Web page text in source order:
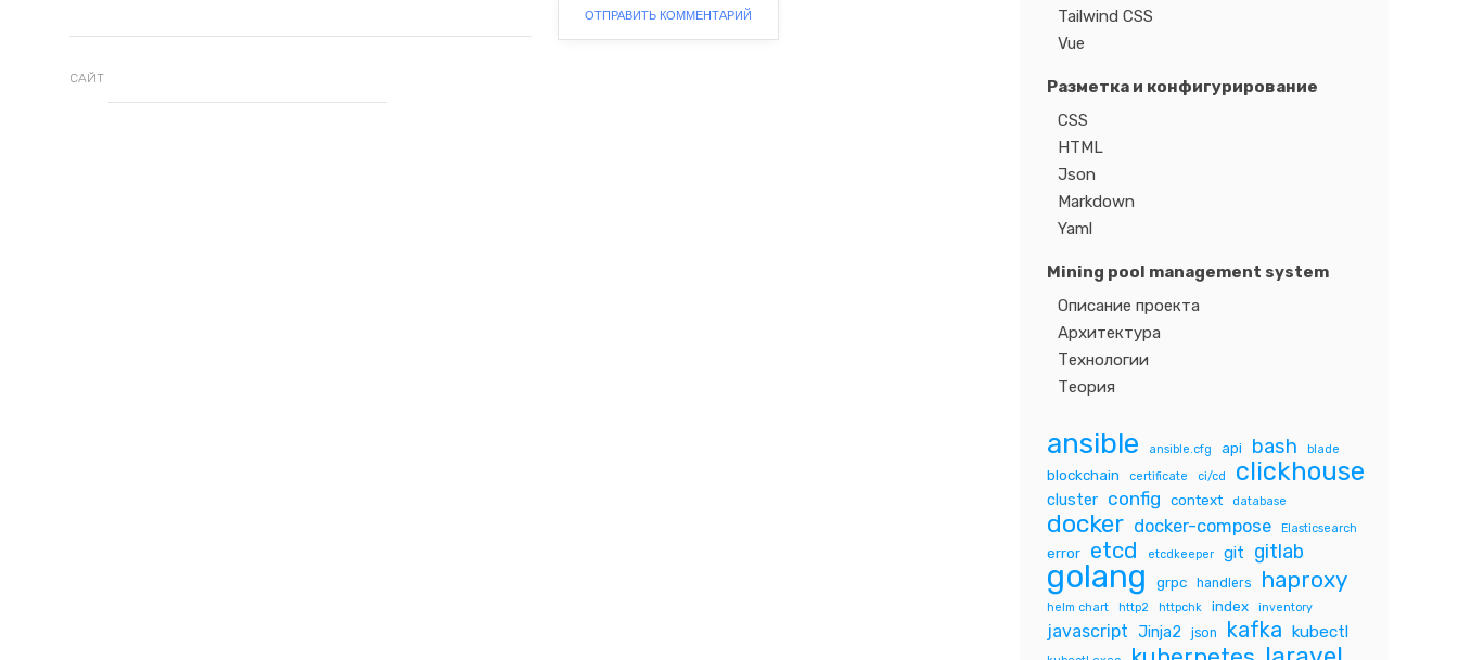
САЙТ
Tailwind CSS
Vue
Разметка и конфигурирование
CSS
HTML
Json
Markdown
Yaml
Mining pool management system
Описание проекта
Архитектура
Технологии
Теория
ansible ansible.cfg api bash blade
blockchain certificate ci/cd clickhouse
cluster config context database
docker docker-compose Elasticsearch
error etcd etcdkeeper git gitlab
golang grpc handlers haproxy
helm chart http2 httpchk index inventory
javascript Jinja2 json kafka kubectl